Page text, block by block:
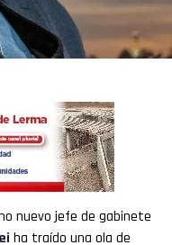
nuevo jefe de gabinete
ha traído una ola de